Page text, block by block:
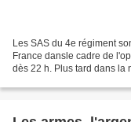
Les SAS du 4e régiment
France dansle cadre de
dès 22 h. Plus tard dans la